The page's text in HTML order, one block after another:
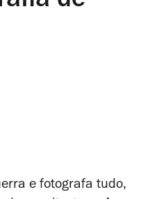
e fotografa tudo,